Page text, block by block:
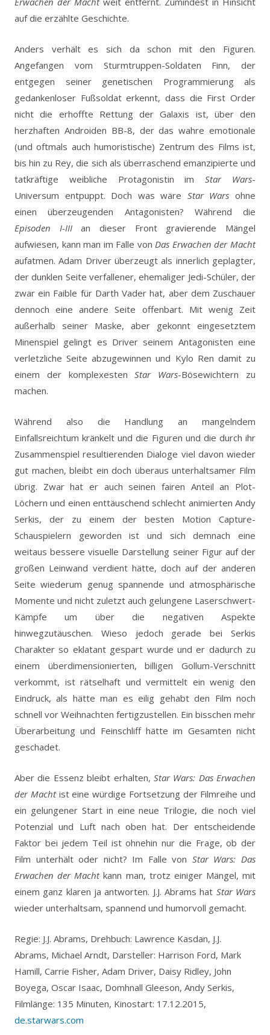
auf die erzählte Geschichte.
Anders verhält es sich da schon mit den Figuren.
Angefangen vom Sturmtruppen-Soldaten Finn, der
entgegen seiner genetischen Programmierung als
gedankenloser Fußsoldat erkennt, dass die First Order
nicht die erhoffte Rettung der Galaxis ist, über den
herzhaften Androiden BB-8, der das wahre emotionale
(und oftmals auch humoristische) Zentrum des Films ist,
bis hin zu Rey, die sich als überraschend emanzipierte und
tatkräftige weibliche Protagonistin imStar Wars-
Universum entpuppt. Doch was wäre Star Wars ohne
einen überzeugenden Antagonisten? Während die
Episoden I-IIIan dieser Front gravierende Mängel
aufwiesen, kann man im Falle von Das Erwachen der Macht
aufatmen. Adam Driver überzeugt als innerlich geplagter,
der dunklen Seite verfallener, ehemaliger Jedi-Schüler, der
zwar ein Faible für Darth Vader hat, aber dem Zuschauer
dennoch eine andere Seite offenbart. Mit wenig Zeit
außerhalb seiner Maske, aber gekonnt eingesetztem
Minenspiel gelingt es Driver seinem Antagonisten eine
verletzliche Seite abzugewinnen und Kylo Ren damit zu
einem der komplexestenStar Wars-Bösewichtern zu
machen.
Während also die Handlung an mangelndem
Einfallsreichtum kränkelt und die Figuren und die durch ihr
Zusammenspiel resultierenden Dialoge viel davon wieder
gut machen, bleibt ein doch überaus unterhaltsamer Film
übrig. Zwar hat er auch seinen fairen Anteil an Plot-
Löchern und einen enttäuschend schlecht animierten Andy
Serkis, der zu einem der besten Motion Capture-
Schauspielern geworden ist und sich demnach eine
weitaus bessere visuelle Darstellung seiner Figur auf der
großen Leinwand verdient hätte, doch auf der anderen
Seite wiederum genug spannende und atmosphärische
Momente und nicht zuletzt auch gelungene Laserschwert-
Kämpfe um über die negativen Aspekte
hinwegzutäuschen. Wieso jedoch gerade bei Serkis
Charakter so eklatant gespart wurde und er dadurch zu
einem überdimensionierten, billigen Gollum-Verschnitt
verkommt, ist rätselhaft und vermittelt ein wenig den
Eindruck, als hätte man es eilig gehabt den Film noch
schnell vor Weihnachten fertigzustellen. Ein bisschen mehr
Überarbeitung und Feinschliff hätte im Gesamten nicht
geschadet.
Aber die Essenz bleibt erhalten, Star Wars: Das Erwachen
der Machtist eine würdige Fortsetzung der Filmreihe und
ein gelungener Start in eine neue Trilogie, die noch viel
Potenzial und Luft nach oben hat. Der entscheidende
Faktor bei jedem Teil ist ohnehin nur die Frage, ob der
Film unterhält oder nicht? Im Falle von Star Wars: Das
Erwachen der Machtkann man, trotz einiger Mängel, mit
einem ganz klaren ja antworten. J.J. Abrams hat Star Wars
wieder unterhaltsam, spannend und humorvoll gemacht.
Regie: J.J. Abrams, Drehbuch: Lawrence Kasdan, J.J.
Abrams, Michael Arndt, Darsteller: Harrison Ford, Mark
Hamill, Carrie Fisher, Adam Driver, Daisy Ridley, John
Boyega, Oscar Isaac, Domhnall Gleeson, Andy Serkis,
Filmlänge: 135 Minuten, Kinostart: 17.12.2015,
de.starwars.com